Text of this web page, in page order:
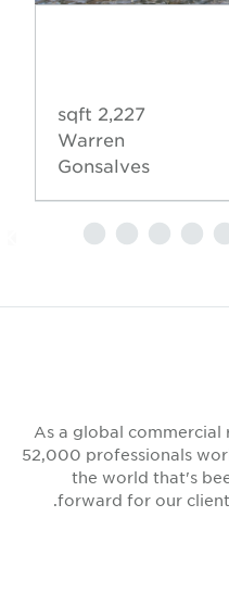
2,227 sqft
Warren
Gonsalves
As a global
52,000 professionals
the world that's
forward for our